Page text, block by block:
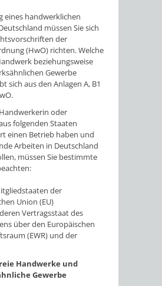
eines handwerklichen
müssen Sie sich
der
(HwO) richten. Welche
beziehungsweise
Gewerbe
sich aus den Anlagen A, B1
oder
folgenden Staaten
einen Betrieb haben und
Arbeiten in Deutschland
müssen Sie bestimmte
der
Union (EU)
Vertragsstaat des
über den Europäischen
(EWR) und der
Handwerke und
Gewerbe